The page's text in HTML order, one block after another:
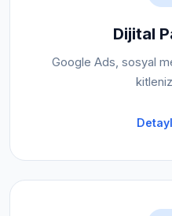
Dijital
Google Ads, sosyal